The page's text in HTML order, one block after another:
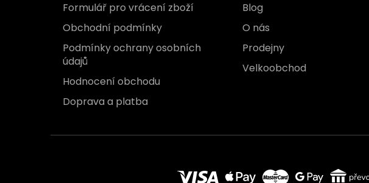
Formulář pro vrácení zboží
Obchodní podmínky
Podmínky ochrany osobních
údajů
Hodnocení obchodu
Doprava a platba
Blog
O nás
Prodejny
Velkoobchod